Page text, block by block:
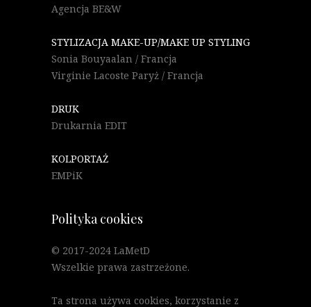
Agencja BE&W
STYLIZACJA MAKE-UP/MAKE UP STYLING
Sonia Bouyaalan / Francja
Virginie Lacoste Paryż / Francja
DRUK
Drukarnia EDIT
KOLPORTAŻ
EMPiK
Polityka cookies
© 2017-2024 LaMetD
Wszelkie prawa zastrzeżone.
Ta strona używa cookies, korzystanie z